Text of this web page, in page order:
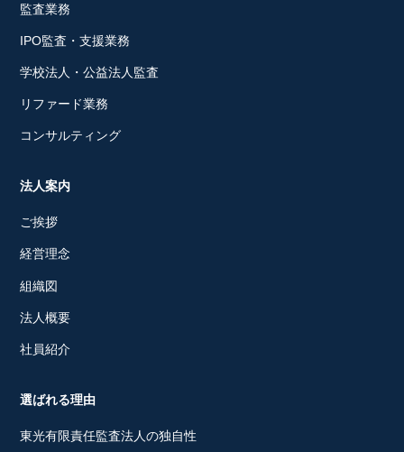
監査業務
IPO監査・支援業務
学校法人・公益法人監査
リファード業務
コンサルティング
法人案内
ご挨拶
経営理念
組織図
法人概要
社員紹介
選ばれる理由
東光有限責任監査法人の独自性